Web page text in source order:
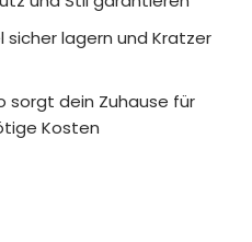
lagern und Kratzer
sorgt dein Zuhause für
Kosten